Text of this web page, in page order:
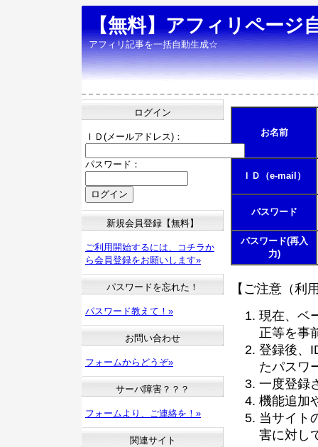
【無料】アフィリページ
アフィリ記事を一括自動生成☆
お名前
ＩＤ（e-mail）
パスワード
パスワード(再入
力)
【ご注意（利
現在、ベ
正等を事
登録後、
たパスワ
一度登録
機能追加
当サイト
害に対し
ログイン
ＩＤ(メールアドレス)：
パスワード：
新規会員登録【無料】
ご利用開始するには、コチラか
ら会員登録をお願いします»
パスワードを忘れた！
パスワード教えて！»
お問い合わせ
フォームからどうぞ»
サーバ障害？？？
フォームより、ご連絡を！»
関連サイト